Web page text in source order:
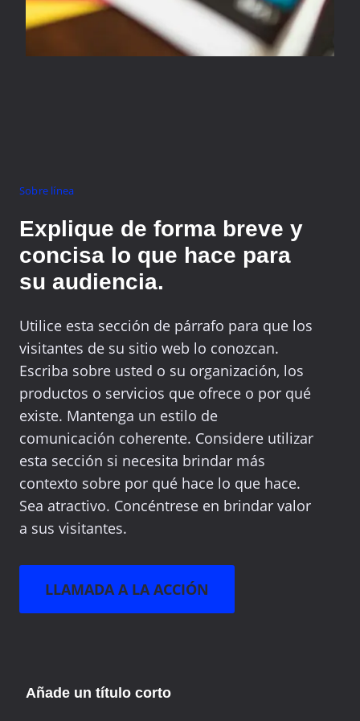
Sobre línea
Explique de forma breve y
concisa lo que hace para
su audiencia.
Utilice esta sección de párrafo para que los
visitantes de su sitio web lo conozcan.
Escriba sobre usted o su organización, los
productos o servicios que ofrece o por qué
existe. Mantenga un estilo de
comunicación coherente. Considere utilizar
esta sección si necesita brindar más
contexto sobre por qué hace lo que hace.
Sea atractivo. Concéntrese en brindar valor
a sus visitantes.
LLAMADA A LA ACCIÓN
Añade un título corto